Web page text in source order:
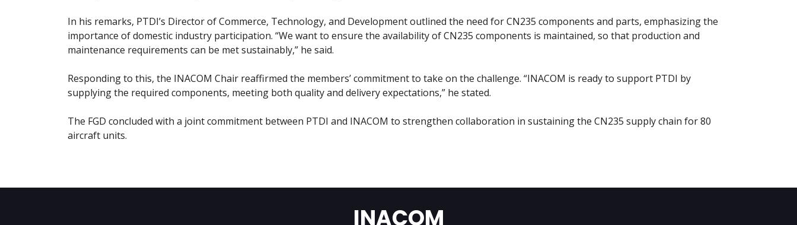
In his remarks, PTDI’s Director of Commerce, Technology, and Development outlined the need for CN235 components and parts, emphasizing the
importance of domestic industry participation. “We want to ensure the availability of CN235 components is maintained, so that production and
maintenance requirements can be met sustainably,” he said.
Responding to this, the INACOM Chair reaffirmed the members’ commitment to take on the challenge. “INACOM is ready to support PTDI by
supplying the required components, meeting both quality and delivery expectations,” he stated.
The FGD concluded with a joint commitment between PTDI and INACOM to strengthen collaboration in sustaining the CN235 supply chain for 80
aircraft units.
INACOM